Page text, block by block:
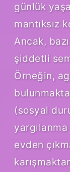
günlük
mantıksız
Ancak,
şiddetli
Örneğin,
(sosyal
evden